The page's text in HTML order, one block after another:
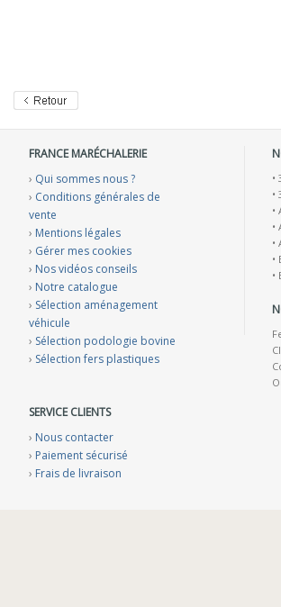
FRANCE MARÉCHALERIE
› Qui sommes nous ?
› Conditions générales de
vente
› Mentions légales
› Gérer mes cookies
› Nos vidéos conseils
› Notre catalogue
› Sélection aménagement
véhicule
› Sélection podologie bovine
› Sélection fers plastiques
SERVICE CLIENTS
› Nous contacter
› Paiement sécurisé
› Frais de livraison
•
•
•
•
•
•
•